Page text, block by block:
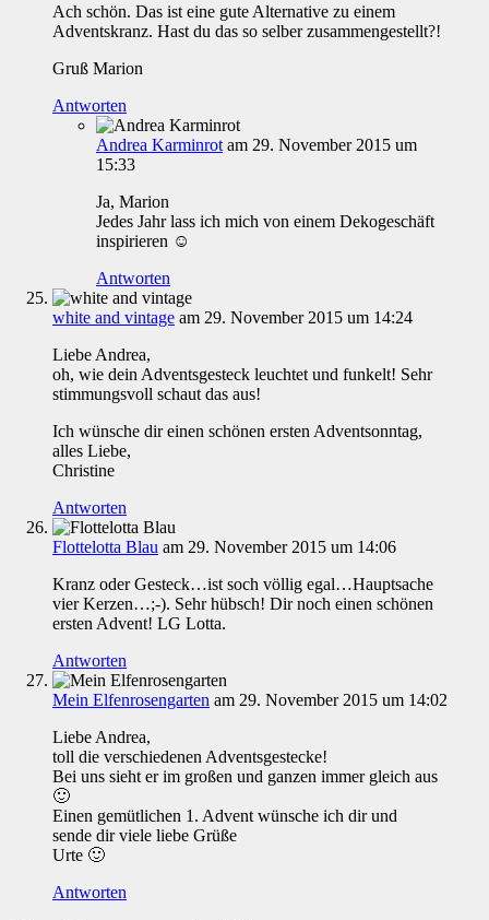
Ach schön. Das ist eine gute Alternative zu einem
Adventskranz. Hast du das so selber zusammengestellt?!
Gruß Marion
Antworten
Andrea Karminrot am 29. November 2015 um
15:33
Ja, Marion
Jedes Jahr lass ich mich von einem Dekogeschäft
inspirieren ☺
Antworten
white and vintage am 29. November 2015 um 14:24
Liebe Andrea,
oh, wie dein Adventsgesteck leuchtet und funkelt! Sehr
stimmungsvoll schaut das aus!
Ich wünsche dir einen schönen ersten Adventsonntag,
alles Liebe,
Christine
Antworten
Flottelotta Blau am 29. November 2015 um 14:06
Kranz oder Gesteck…ist soch völlig egal…Hauptsache
vier Kerzen…;-). Sehr hübsch! Dir noch einen schönen
ersten Advent! LG Lotta.
Antworten
Mein Elfenrosengarten am 29. November 2015 um 14:02
Liebe Andrea,
toll die verschiedenen Adventsgestecke!
Bei uns sieht er im großen und ganzen immer gleich aus
🙂
Einen gemütlichen 1. Advent wünsche ich dir und
sende dir viele liebe Grüße
Urte 🙂
Antworten